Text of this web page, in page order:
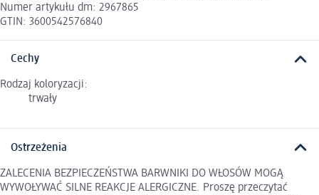
Numer artykułu dm: 2967865
GTIN: 3600542576840
Cechy
Rodzaj koloryzacji:
trwały
Ostrzeżenia
ZALECENIA BEZPIECZEŃSTWA BARWNIKI DO WŁOSÓW MOGĄ
WYWOŁYWAĆ SILNE REAKCJE ALERGICZNE. Proszę przeczytać